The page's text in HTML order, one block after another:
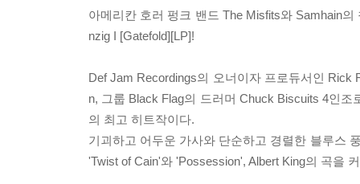
아메리칸 호러 펑크 밴드 The Misfits와 Samhain
nzig I [Gatefold][LP]!
Def Jam Recordings의 오너이자 프로듀서인 Rick
n, 그룹 Black Flag의 드러머 Chuck Biscuits 4인
의 최고 히트작이다.
기괴하고 어두운 가사와 단순하고 경렬한 블루스
'Twist of Cain'와 'Possession', Albert King의 곡을